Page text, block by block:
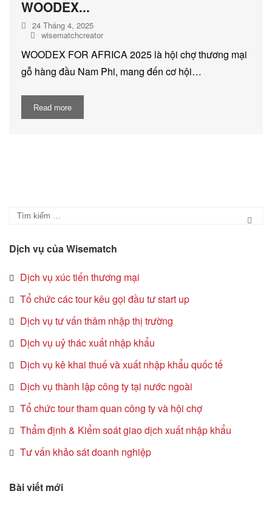
WOODEX...
24 Tháng 4, 2025
wisematchcreator
WOODEX FOR AFRICA 2025 là hội chợ thương mại
gỗ hàng đầu Nam Phi, mang đến cơ hội…
Read more
Dịch vụ của Wisematch
Dịch vụ xúc tiến thương mại
Tổ chức các tour kêu gọi đầu tư start up
Dịch vụ tư vấn thâm nhập thị trường
Dịch vụ uỷ thác xuất nhập khẩu
Dịch vụ kê khai thuế và xuất nhập khẩu quốc tế
Dịch vụ thành lập công ty tại nước ngoài
Tổ chức tour tham quan công ty và hội chợ
Thẩm định & Kiểm soát giao dịch xuất nhập khẩu
Tư vấn khảo sát doanh nghiệp
Bài viết mới